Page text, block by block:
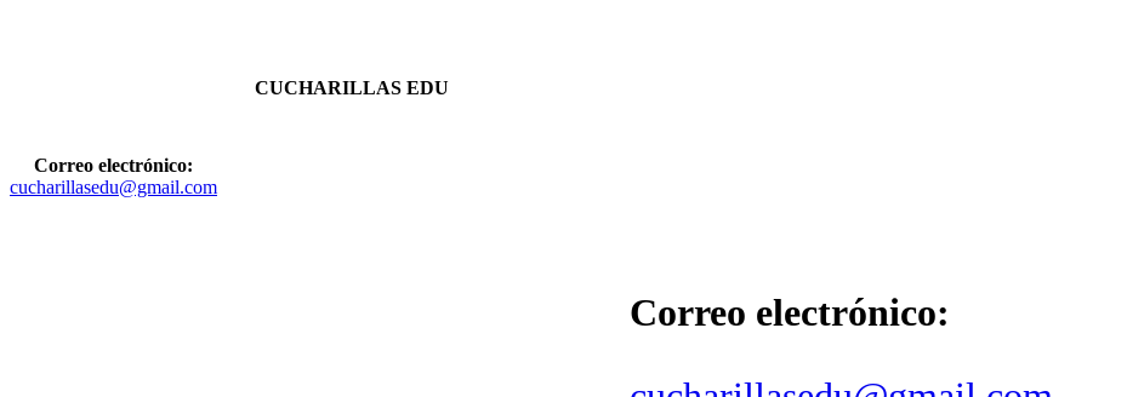
CUCHARILLAS EDU
Correo electrónico:
Correo electrónico:
cucharillasedu@gmail.com